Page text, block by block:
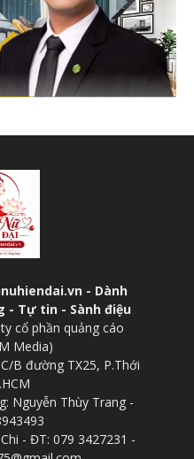
- Dành
- Tự tin - Sành điệu
cổ phần quảng cáo
Media)
B đường TX25, P.Thới
Nguyễn Thùy Trang -
- ĐT: 079 3427231 -